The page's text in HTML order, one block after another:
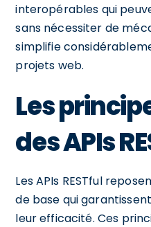
interopérables qui
sans nécessiter de
simplifie
projets web.
Les
des APIs
Les APIs RESTful
de base qui
leur efficacité. Ces